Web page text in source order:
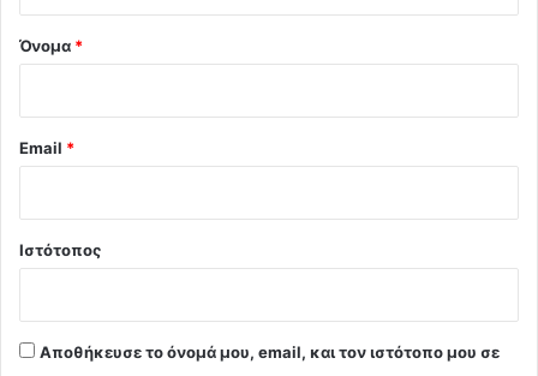
Όνομα *
Email *
Ιστότοπος
Αποθήκευσε το όνομά μου, email, και τον ιστότοπο μου σε